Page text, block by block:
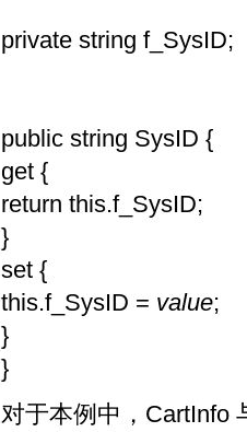
private string f_SysID;
public string SysID {
get {
return this.f_SysID;
}
set {
this.f_SysID = value;
}
}
对于本例中，CartInfo